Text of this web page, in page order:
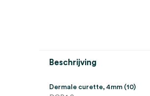
Beschrijving
Dermale curette, 4mm (10)